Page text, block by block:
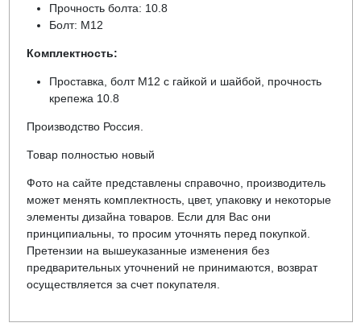
Прочность болта: 10.8
Болт: М12
Комплектность:
Проставка, болт М12 с гайкой и шайбой, прочность
крепежа 10.8
Производство Россия.
Товар полностью новый
Фото на сайте представлены справочно, производитель
может менять комплектность, цвет, упаковку и некоторые
элементы дизайна товаров. Если для Вас они
принципиальны, то просим уточнять перед покупкой.
Претензии на вышеуказанные изменения без
предварительных уточнений не принимаются, возврат
осуществляется за счет покупателя.